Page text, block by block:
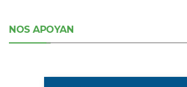
NOS APOYAN